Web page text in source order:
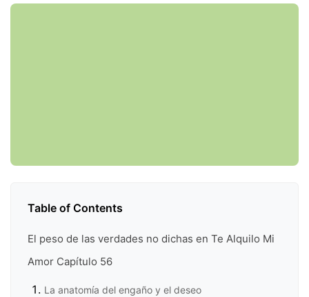
Table of Contents
El peso de las verdades no dichas en Te Alquilo Mi
Amor Capítulo 56
La anatomía del engaño y el deseo